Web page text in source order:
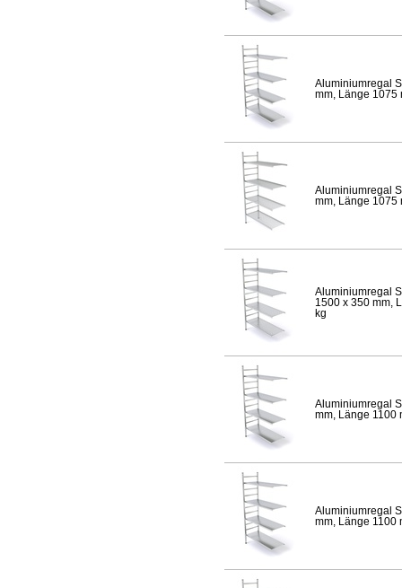
Aluminiumregal
mm, Länge 1075
Aluminiumregal
mm, Länge 1075
Aluminiumregal
1500 x 350 mm,
kg
Aluminiumregal
mm, Länge 1100
Aluminiumregal
mm, Länge 1100